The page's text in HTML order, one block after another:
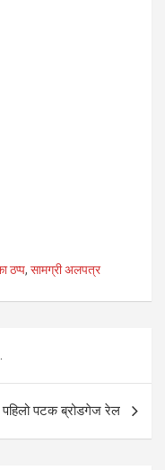
ठप्प, सामग्री अलपत्र
पहिलो पटक ब्रोडगेज रेल